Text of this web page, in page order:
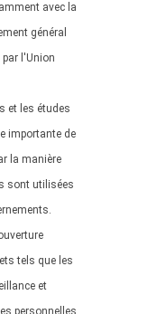
avec la
général
l'Union
et les études
importante de
la manière
sont utilisées
tels que les
et
personnelles